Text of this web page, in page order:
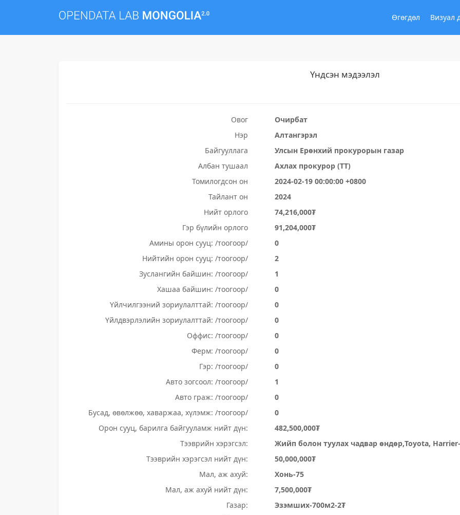
Өгөгдөл Визуал
Үндсэн мэдээлэл
Овог
Очирбат
Нэр
Алтангэрэл
Байгууллага
Улсын Ерөнхий прокурорын газар
Албан тушаал
Ахлах прокурор (ТТ)
Томилогдсон он
2024-02-19 00:00:00 +0800
Тайлант он
2024
Нийт орлого
74,216,000₮
Гэр бүлийн орлого
91,204,000₮
Амины орон сууц: /тоогоор/
0
Нийтийн орон сууц: /тоогоор/
2
Зуслангийн байшин: /тоогоор/
1
Хашаа байшин: /тоогоор/
0
Үйлчилгээний зориулалттай: /тоогоор/
0
Үйлдвэрлэлийн зориулалттай: /тоогоор/
0
Оффис: /тоогоор/
0
Ферм: /тоогоор/
0
Гэр: /тоогоор/
0
Авто зогсоол: /тоогоор/
1
Авто граж: /тоогоор/
0
Бусад, өвөлжөө, хаваржаа, хүлэмж: /тоогоор/
0
Орон сууц, барилга байгууламж нийт дүн:
482,500,000₮
Тээврийн хэрэгсэл:
Жийп болон туулах чадвар өндөр,Toyota,
Тээврийн хэрэгсэл нийт дүн:
50,000,000₮
Мал, аж ахуй:
Хонь-75
Мал, аж ахуй нийт дүн:
7,500,000₮
Газар:
Эзэмших-700м2-2₮